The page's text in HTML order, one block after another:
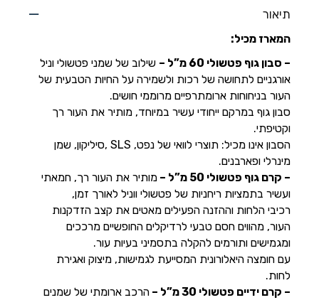
תיאור
המארז מכיל:
– סבון גוף פטשולי 60 מ”ל –
שילוב של שמני פטשולי וניל
אורגניים לתחושה של רכות ולשמירה על החיות הטבעית של
העור בניחוחות ארומתרפיים מרוממי חושים.
סבון גוף במרקם ייחודי עשיר במיוחד, מותיראת העור רך
וקטיפתי.
הסבון אינו מכיל: תוצרי לוואי של נפט, SLS,סיליקון, שמן
מינרלי ופארבנים.
– קרם גוף פטשולי 50 מ”ל –
מותיר את העור רך, חמאתי
ועשיר בתמציות ריחניות של פטשולי ווניל לאורך זמן,
רכיבי הלחות וההזנה הפעילים מאטים את קצב הזדקנות
העור, מהווים חסם טבעי לרדיקלים החופשיים מרככים
ומגמישים ותורמים להקלה בתסמיני בעיות עור.
עם חומצה היאלורונית המסייעת לגמישות, מיצוק ואגירת
לחות.
– קרם ידיים פטשולי 30 מ”ל –
הרכב ארומתי של שמנים